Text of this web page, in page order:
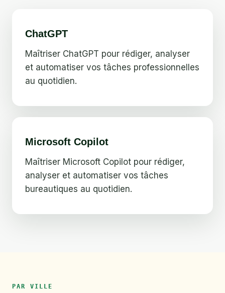
ChatGPT
Maîtriser ChatGPT pour rédiger, analyser
et automatiser vos tâches professionnelles
au quotidien.
Microsoft Copilot
Maîtriser Microsoft Copilot pour rédiger,
analyser et automatiser vos tâches
bureautiques au quotidien.
PAR VILLE